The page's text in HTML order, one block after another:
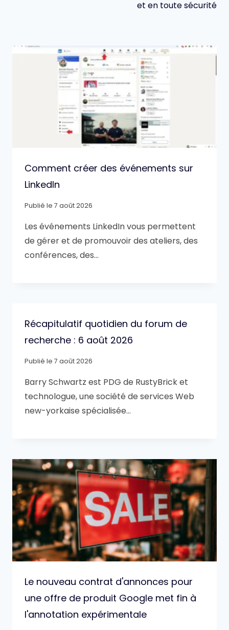
et en toute sécurité
Comment créer des événements sur
LinkedIn
Publié le 7 août 2026
Les événements LinkedIn vous permettent
de gérer et de promouvoir des ateliers, des
conférences, des…
Récapitulatif quotidien du forum de
recherche : 6 août 2026
Publié le 7 août 2026
Barry Schwartz est PDG de RustyBrick et
technologue, une société de services Web
new-yorkaise spécialisée…
Le nouveau contrat d'annonces pour
une offre de produit Google met fin à
l'annotation expérimentale